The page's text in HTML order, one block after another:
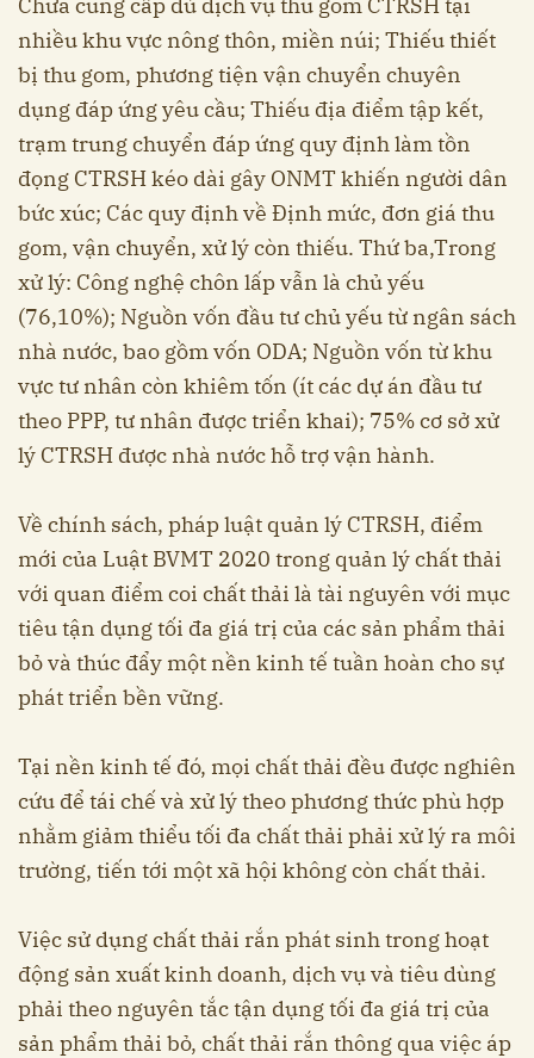
nhiều khu vực nông thôn, miền núi; Thiếu thiết
bị thu gom, phương tiện vận chuyển chuyên
dụng đáp ứng yêu cầu; Thiếu địa điểm tập kết,
trạm trung chuyển đáp ứng quy định làm tồn
đọng CTRSH kéo dài gây ONMT khiến người dân
bức xúc; Các quy định về Định mức, đơn giá thu
gom, vận chuyển, xử lý còn thiếu. Thứ ba,Trong
xử lý: Công nghệ chôn lấp vẫn là chủ yếu
(76,10%); Nguồn vốn đầu tư chủ yếu từ ngân sách
nhà nước, bao gồm vốn ODA; Nguồn vốn từ khu
vực tư nhân còn khiêm tốn (ít các dự án đầu tư
theo PPP, tư nhân được triển khai); 75% cơ sở xử
lý CTRSH được nhà nước hỗ trợ vận hành.
Về chính sách, pháp luật quản lý CTRSH, điểm
mới của Luật BVMT 2020 trong quản lý chất thải
với quan điểm coi chất thải là tài nguyên với mục
tiêu tận dụng tối đa giá trị của các sản phẩm thải
bỏ và thúc đẩy một nền kinh tế tuần hoàn cho sự
phát triển bền vững.
Tại nền kinh tế đó, mọi chất thải đều được nghiên
cứu để tái chế và xử lý theo phương thức phù hợp
nhằm giảm thiểu tối đa chất thải phải xử lý ra môi
trường, tiến tới một xã hội không còn chất thải.
Việc sử dụng chất thải rắn phát sinh trong hoạt
động sản xuất kinh doanh, dịch vụ và tiêu dùng
phải theo nguyên tắc tận dụng tối đa giá trị của
sản phẩm thải bỏ, chất thải rắn thông qua việc áp